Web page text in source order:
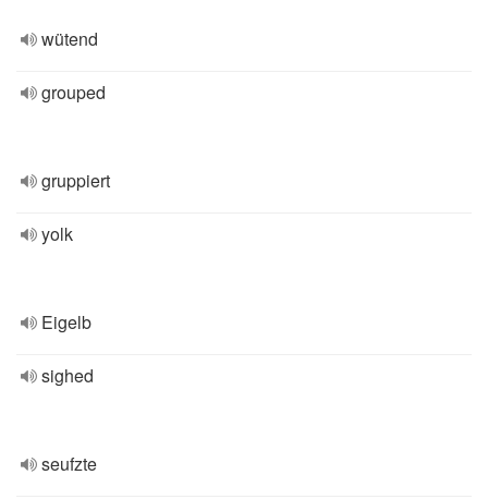
wütend
grouped
gruppiert
yolk
Eigelb
sighed
seufzte